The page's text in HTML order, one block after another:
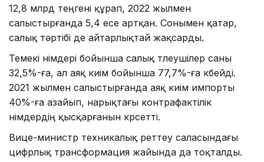
12,8 млрд теңгені құрап, 2022 жылмен
салыстырғанда 5,4 есе артқан. Сонымен қатар,
салық тәртібі де айтарлықтай жақсарды.
Темекі өнімдері бойынша салық төлеушілер саны
32,5%-ға, ал аяқ киім бойынша 77,7%-ға көбейді.
2021 жылмен салыстырғанда аяқ киім импорты
40%-ға азайып, нарықтағы контрафактілік
өнімдердің қысқарғанын көрсетті.
Вице-министр техникалық реттеу саласындағы
цифрлық трансформация жайында да тоқталды.